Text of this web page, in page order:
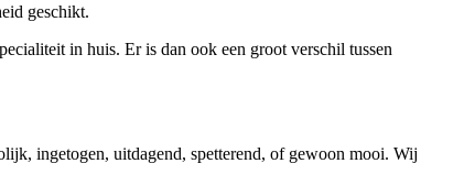
geschikt.
in huis. Er is dan ook een groot verschil tussen
ingetogen, uitdagend, spetterend, of gewoon mooi. Wij